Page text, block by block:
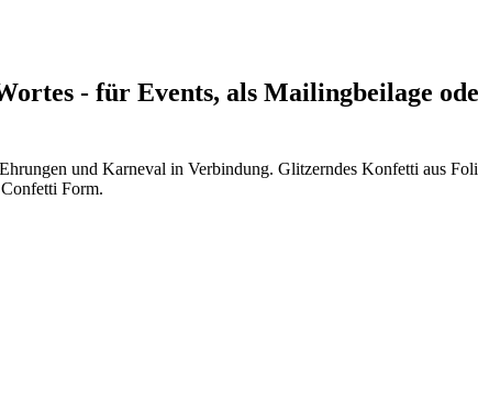
- für Events, als Mailingbeilage
und Karneval in Verbindung. Glitzerndes Konfetti aus
Form.